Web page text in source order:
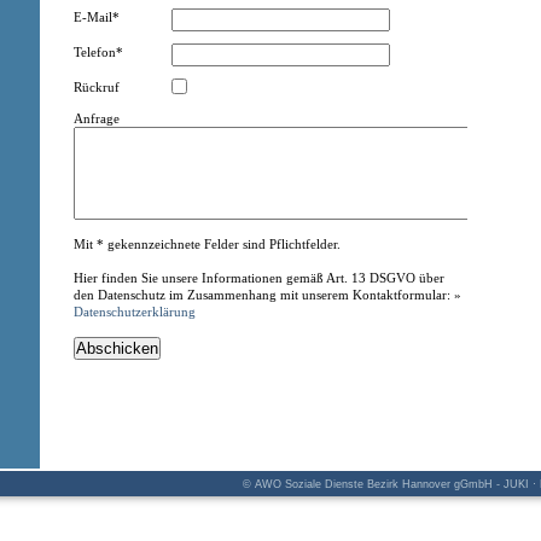
E-Mail*
Telefon*
Rückruf
Anfrage
Mit * gekennzeichnete Felder sind Pflichtfelder.
Hier finden Sie unsere Informationen gemäß Art. 13 DSGVO über
den Datenschutz im Zusammenhang mit unserem Kontaktformular: »
Datenschutzerklärung
© AWO Soziale Dienste Bezirk Hannover gGmbH - JUKI ·